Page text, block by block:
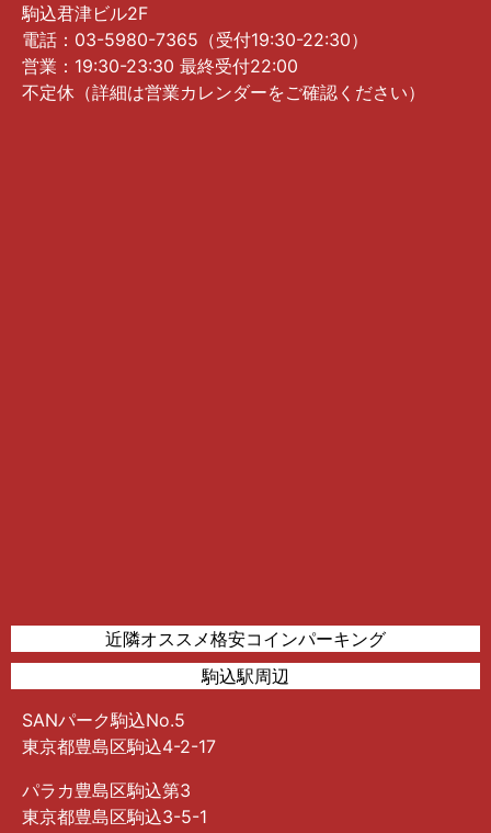
駒込君津ビル2F
電話：03-5980-7365（受付19:30-22:30）
営業：19:30-23:30 最終受付22:00
不定休（詳細は営業カレンダーをご確認ください）
近隣オススメ格安コインパーキング
駒込駅周辺
SANパーク駒込No.5
東京都豊島区駒込4-2-17
パラカ豊島区駒込第3
東京都豊島区駒込3-5-1